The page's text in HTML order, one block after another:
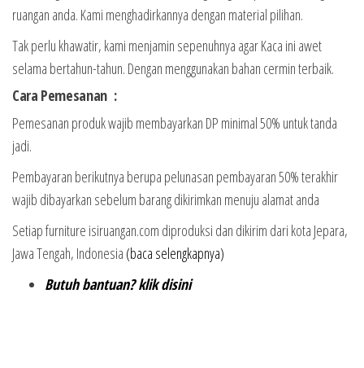
ruangan anda. Kami menghadirkannya dengan material pilihan.
Tak perlu khawatir, kami menjamin sepenuhnya agar Kaca ini awet
selama bertahun-tahun. Dengan menggunakan bahan cermin terbaik.
Cara Pemesanan :
Pemesanan produk wajib membayarkan DP minimal 50% untuk tanda
jadi.
Pembayaran berikutnya berupa pelunasan pembayaran 50% terakhir
wajib dibayarkan sebelum barang dikirimkan menuju alamat anda
Setiap furniture isiruangan.com diproduksi dan dikirim dari kota Jepara,
Jawa Tengah, Indonesia (baca selengkapnya)
Butuh bantuan? klik disini